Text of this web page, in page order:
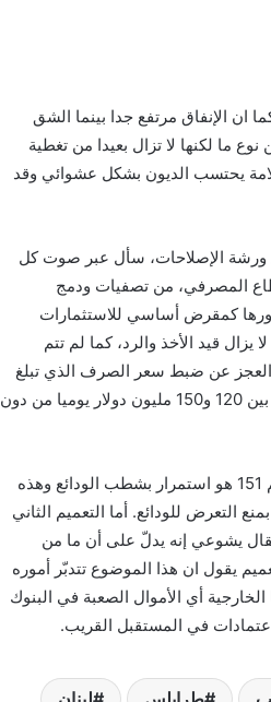
الإنفاق مرتفع جدا بينما الشق
ما لكنها لا تزال بعيدا من تغطية
يحتسب الديون بشكل عشوائي وقد
ورشة الإصلاحات، سأل عبر صوت كل
المصرفي، من تصفيات ودمج
كمقرض أساسي للاستثمارات
قيد الأخذ والرد، كما لم تتم
عن ضبط سعر الصرف الذي تبلغ
كلفة السيطرة عليه وإن بشكل نسبي، ما يتراوح بين 120 و150 مليون دولار يوميا من دون
وعن تعميمي المركزي الجديدين، رأى ان التعميم 151 هو استمرار بشطب الودائع وهذه
للودائع. أما التعميم الثاني
يشوعي إنه يدلّ على أن ما من
يقول ان هذا الموضوع تتدبّر أموره
أي الأموال الصعبة في البنوك
في المستقبل القريب.